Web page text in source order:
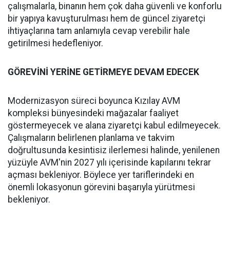
çalışmalarla, binanın hem çok daha güvenli ve konforlu
bir yapıya kavuşturulması hem de güncel ziyaretçi
ihtiyaçlarına tam anlamıyla cevap verebilir hale
getirilmesi hedefleniyor.
GÖREVİNİ YERİNE GETİRMEYE DEVAM EDECEK
Modernizasyon süreci boyunca Kızılay AVM
kompleksi bünyesindeki mağazalar faaliyet
göstermeyecek ve alana ziyaretçi kabul edilmeyecek.
Çalışmaların belirlenen planlama ve takvim
doğrultusunda kesintisiz ilerlemesi halinde, yenilenen
yüzüyle AVM'nin 2027 yılı içerisinde kapılarını tekrar
açması bekleniyor. Böylece yer tariflerindeki en
önemli lokasyonun görevini başarıyla yürütmesi
bekleniyor.